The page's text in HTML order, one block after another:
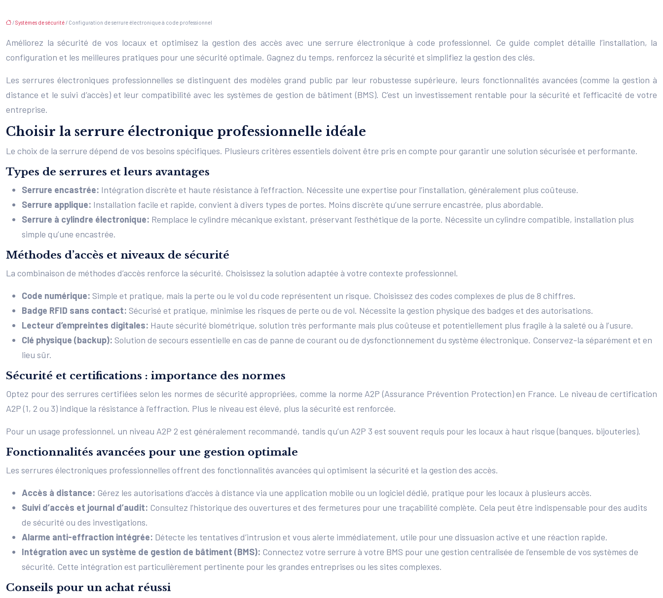
/Systèmes de sécurité/ Configuration de serrure électronique à code professionnel
Améliorez la sécurité de vos locaux et optimisez la gestion des accès avec une serrure électronique à code professionnel. Ce guide complet détaille l’installation, la
configuration et les meilleures pratiques pour une sécurité optimale. Gagnez du temps, renforcez la sécurité et simplifiez la gestion des clés.
Les serrures électroniques professionnelles se distinguent des modèles grand public par leur robustesse supérieure, leurs fonctionnalités avancées (comme la gestion à
distance et le suivi d’accès) et leur compatibilité avec les systèmes de gestion de bâtiment (BMS). C’est un investissement rentable pour la sécurité et l’efficacité de votre
entreprise.
Choisir la serrure électronique professionnelle idéale
Le choix de la serrure dépend de vos besoins spécifiques. Plusieurs critères essentiels doivent être pris en compte pour garantir une solution sécurisée et performante.
Types de serrures et leurs avantages
Serrure encastrée: Intégration discrète et haute résistance à l’effraction. Nécessite une expertise pour l’installation, généralement plus coûteuse.
Serrure applique: Installation facile et rapide, convient à divers types de portes. Moins discrète qu’une serrure encastrée, plus abordable.
Serrure à cylindre électronique: Remplace le cylindre mécanique existant, préservant l’esthétique de la porte. Nécessite un cylindre compatible, installation plus
simple qu’une encastrée.
Méthodes d’accès et niveaux de sécurité
La combinaison de méthodes d’accès renforce la sécurité. Choisissez la solution adaptée à votre contexte professionnel.
Code numérique: Simple et pratique, mais la perte ou le vol du code représentent un risque. Choisissez des codes complexes de plus de 8 chiffres.
Badge RFID sans contact: Sécurisé et pratique, minimise les risques de perte ou de vol. Nécessite la gestion physique des badges et des autorisations.
Lecteur d’empreintes digitales: Haute sécurité biométrique, solution très performante mais plus coûteuse et potentiellement plus fragile à la saleté ou à l’usure.
Clé physique (backup): Solution de secours essentielle en cas de panne de courant ou de dysfonctionnement du système électronique. Conservez-la séparément et en
lieu sûr.
Sécurité et certifications : importance des normes
Optez pour des serrures certifiées selon les normes de sécurité appropriées, comme la norme A2P (Assurance Prévention Protection) en France. Le niveau de certification
A2P (1, 2 ou 3) indique la résistance à l’effraction. Plus le niveau est élevé, plus la sécurité est renforcée.
Pour un usage professionnel, un niveau A2P 2 est généralement recommandé, tandis qu’un A2P 3 est souvent requis pour les locaux à haut risque (banques, bijouteries).
Fonctionnalités avancées pour une gestion optimale
Les serrures électroniques professionnelles offrent des fonctionnalités avancées qui optimisent la sécurité et la gestion des accès.
Accès à distance: Gérez les autorisations d’accès à distance via une application mobile ou un logiciel dédié, pratique pour les locaux à plusieurs accès.
Suivi d’accès et journal d’audit: Consultez l’historique des ouvertures et des fermetures pour une traçabilité complète. Cela peut être indispensable pour des audits
de sécurité ou des investigations.
Alarme anti-effraction intégrée: Détecte les tentatives d’intrusion et vous alerte immédiatement, utile pour une dissuasion active et une réaction rapide.
Intégration avec un système de gestion de bâtiment (BMS): Connectez votre serrure à votre BMS pour une gestion centralisée de l’ensemble de vos systèmes de
sécurité. Cette intégration est particulièrement pertinente pour les grandes entreprises ou les sites complexes.
Conseils pour un achat réussi